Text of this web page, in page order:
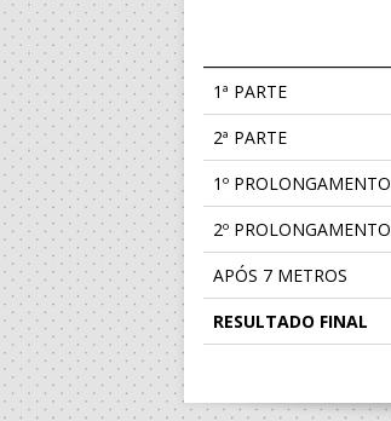
1ª PARTE
2ª PARTE
1º PROLONGAMENTO
2º PROLONGAMENTO
APÓS 7 METROS
RESULTADO FINAL